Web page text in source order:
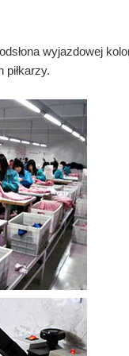
wyjazdowej
piłkarzy.